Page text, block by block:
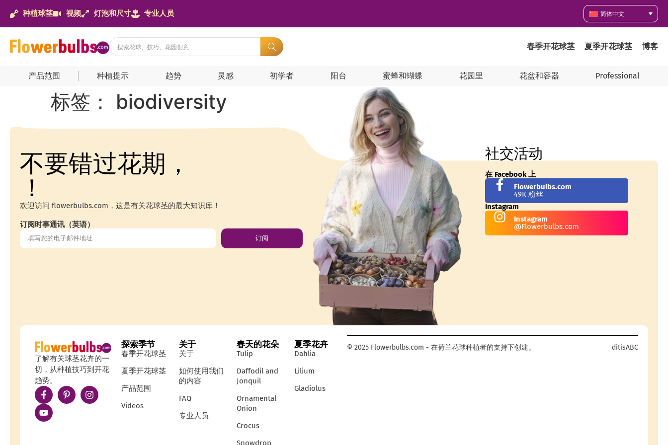
种植球茎 视频 灯泡和尺寸 专业人员 简体中文
春季开花球茎 夏季开花球茎 博客
产品范围 种植提示 趋势 灵感 初学者 阳台 蜜蜂和蝴蝶 花园里 花盆和容器 Professional
标签： biodiversity
不要错过花期，
！
欢迎访问 flowerbulbs.com，这是有关花球茎的最大知识库！
订阅时事通讯（英语）
订阅
社交活动
在 Facebook 上
Flowerbulbs.com
49K 粉丝
Instagram
Instagram
@Flowerbulbs.com
了解有关球茎花卉的一
切，从种植技巧到开花
趋势。
探索季节
春季开花球茎
夏季开花球茎
产品范围
Videos
关于
关于
如何使用我们
的内容
FAQ
专业人员
春天的花朵
Tulip
Daffodil and
Jonquil
Ornamental
Onion
Crocus
Snowdrop
夏季花卉
Dahlia
Lilium
Gladiolus
© 2025 Flowerbulbs.com - 在荷兰花球种植者的支持下创建。 ditisABC